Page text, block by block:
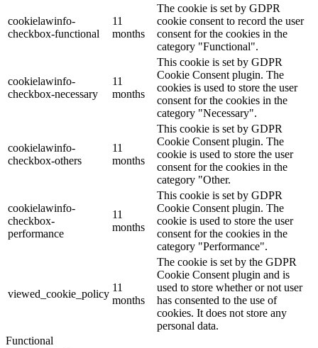
cookielawinfo-
checkbox-functional
11
months
The cookie is set by GDPR
cookie consent to record the user
consent for the cookies in the
category "Functional".
cookielawinfo-
checkbox-necessary
11
months
This cookie is set by GDPR
Cookie Consent plugin. The
cookies is used to store the user
consent for the cookies in the
category "Necessary".
cookielawinfo-
checkbox-others
11
months
This cookie is set by GDPR
Cookie Consent plugin. The
cookie is used to store the user
consent for the cookies in the
category "Other.
cookielawinfo-
checkbox-
performance
11
months
This cookie is set by GDPR
Cookie Consent plugin. The
cookie is used to store the user
consent for the cookies in the
category "Performance".
viewed_cookie_policy
11
months
The cookie is set by the GDPR
Cookie Consent plugin and is
used to store whether or not user
has consented to the use of
cookies. It does not store any
personal data.
Functional